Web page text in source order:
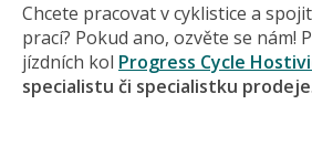
Chcete pracovat v cyklistice a
prací? Pokud ano, ozvěte se nám!
jízdních kol Progress Cycle
specialistu či specialistku prodeje.